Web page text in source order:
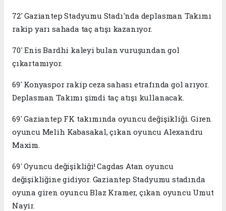
72' Gaziantep Stadyumu Stadı'nda deplasman Takımı
rakip yarı sahada taç atışı kazanıyor.
70' Enis Bardhi kaleyi bulan vuruşundan gol
çıkartamıyor.
69' Konyaspor rakip ceza sahası etrafında gol arıyor.
Deplasman Takımı şimdi taç atışı kullanacak.
69' Gaziantep FK takımında oyuncu değişikliği. Giren
oyuncu Melih Kabasakal, çıkan oyuncu Alexandru
Maxim.
69' Oyuncu değişikliği! Cagdas Atan oyuncu
değişikliğine gidiyor. Gaziantep Stadyumu stadında
oyuna giren oyuncu Blaz Kramer, çıkan oyuncu Umut
Nayir.